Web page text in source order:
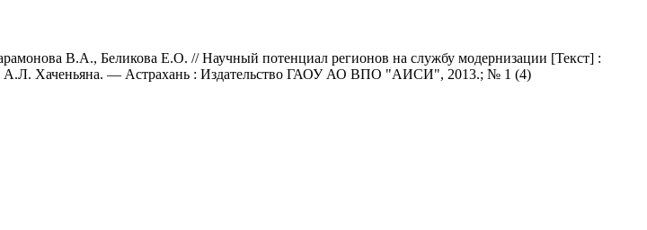
В.А., Беликова Е.О. // Научный потенциал регионов на службу модернизации [Текст] :
А.Л. Хаченьяна. — Астрахань : Издательство ГАОУ АО ВПО "АИСИ", 2013.; № 1 (4)